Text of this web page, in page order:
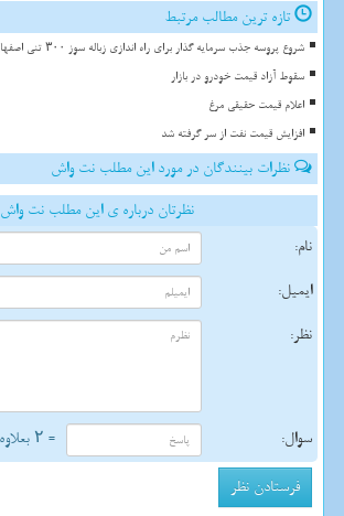
تازه ترین مطالب مرتبط
شروع پروسه جذب سرمایه گذار برای راه اندازی زباله سوز ۳۰۰ تنی اصفهان
سقوط آزاد قیمت خودرو در بازار
اعلام قیمت حقیقی مرغ
افزایش قیمت نفت از سر گرفته شد
نظرات بینندگان در مورد این مطلب نت واش
نظرتان درباره ی این مطلب نت واش
نام:
ایمیل:
نظر:
سوال: = ۲ بعلاوه ۵